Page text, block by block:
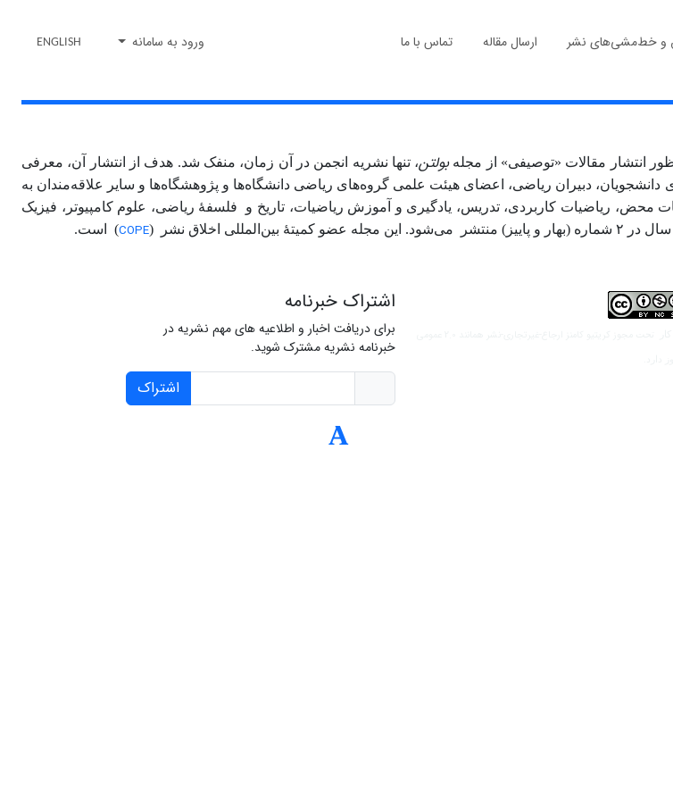
و خط‌مشی‌های نشر ارسال مقاله تماس با ما ورود به سامانه ENGLISH
انتشار مقالات «توصیفی» از مجلهبولتن، تنها نشریه انجمن در آن زمان، منفک شد. هدف از انتشار آن، معرفی
دبیران ریاضی، اعضای هیئت علمی گروه‌های ریاضی دانشگاه‌ها و پژوهشگاه‌ها و سایر علاقه‌مندان به
محض، ریاضیات کاربردی، تدریس، یادگیری و آموزش ریاضیات، تاریخ و فلسفۀ ریاضی، علوم کامپیوتر، فیزیک
منتشر می‌شود. این مجله عضو کمیتهٔ بین‌المللی اخلاق نشر ( COPE) است.
اشتراک خبرنامه
برای دریافت اخبار و اطلاعیه های مهم نشریه در
خبرنامه نشریه مشترک شوید.
اشتراک